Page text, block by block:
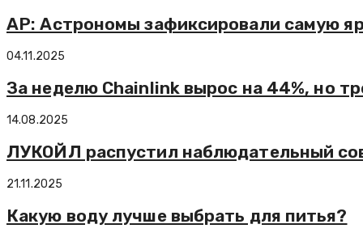
AP: Астрономы зафиксировали самую
04.11.2025
За неделю Chainlink вырос на 44%, но
14.08.2025
ЛУКОЙЛ распустил наблюдательный
21.11.2025
Какую воду лучше выбрать для питья?